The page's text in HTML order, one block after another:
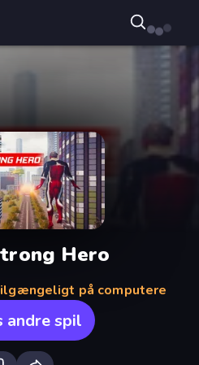
Hero
på computere
andre spil